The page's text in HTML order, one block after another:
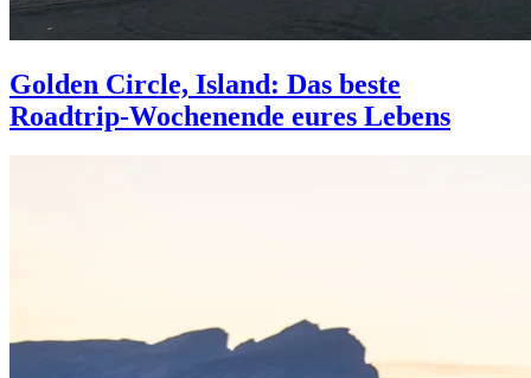
Golden Circle, Island: Das beste
Roadtrip-Wochenende eures Lebens